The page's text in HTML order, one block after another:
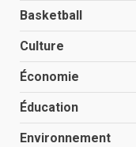
Basketball
Culture
Économie
Éducation
Environnement